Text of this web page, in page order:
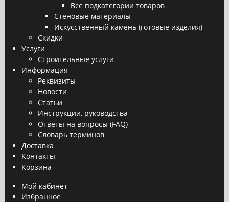
Все подкатегории товаров
Стеновые материалы
Искусственный камень (готовые изделия)
Скидки
Услуги
Строительные услуги
Информация
Реквизиты
Новости
Статьи
Инструкции, руководства
Ответы на вопросы (FAQ)
Словарь терминов
Доставка
Контакты
Корзина
Мой кабинет
Избранное